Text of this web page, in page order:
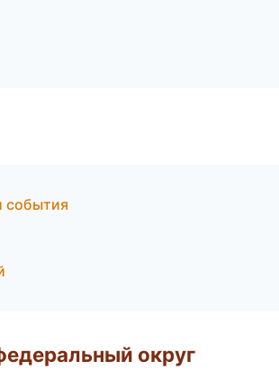
события
округ